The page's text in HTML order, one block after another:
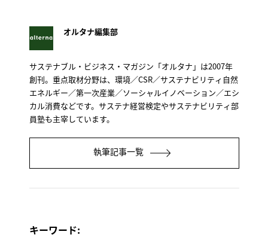
オルタナ編集部
サステナブル・ビジネス・マガジン「オルタナ」は2007年
創刊。重点取材分野は、環境／CSR／サステナビリティ自然
エネルギー／第一次産業／ソーシャルイノベーション／エシ
カル消費などです。サステナ経営検定やサステナビリティ部
員塾も主宰しています。
執筆記事一覧
キーワード: